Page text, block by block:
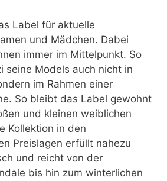
Label für aktuelle
und Mädchen. Dabei
immer im Mittelpunkt. So
seine Models auch nicht in
im Rahmen einer
So bleibt das Label gewohnt
und kleinen weiblichen
Kollektion in den
Preislagen erfüllt nahezu
und reicht von der
bis hin zum winterlichen